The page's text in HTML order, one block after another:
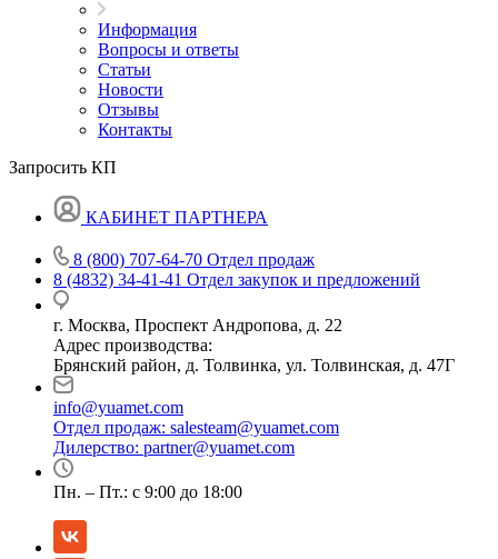
Информация
Вопросы и ответы
Статьи
Новости
Отзывы
Контакты
Запросить КП
КАБИНЕТ ПАРТНЕРА
8 (800) 707-64-70 Отдел продаж
8 (4832) 34-41-41 Отдел закупок и предложений
г. Москва, Проспект Андропова, д. 22
Адрес производства:
Брянский район, д. Толвинка, ул. Толвинская, д. 47Г
info@yuamet.com
Отдел продаж: salesteam@yuamet.com
Дилерство: partner@yuamet.com
Пн. – Пт.: с 9:00 до 18:00